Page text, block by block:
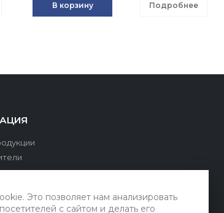
В корзину Подробнее
Это позволяет нам анализировать
с сайтом и делать его